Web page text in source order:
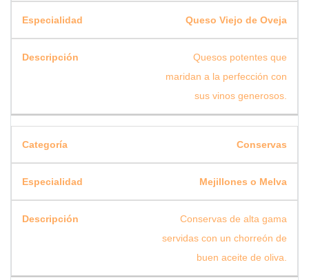
Queso Viejo de Oveja
Quesos potentes que
maridan a la perfección con
sus vinos generosos.
Conservas
Mejillones o Melva
Conservas de alta gama
servidas con un chorreón de
buen aceite de oliva.